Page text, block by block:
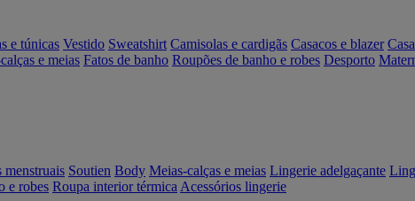
e túnicas Vestido Sweatshirt Camisolas e cardigãs Casacos e blazer
e meias Fatos de banho Roupões de banho e robes Desporto
menstruais Soutien Body Meias-calças e meias Lingerie adelgaçante
e robes Roupa interior térmica Acessórios lingerie